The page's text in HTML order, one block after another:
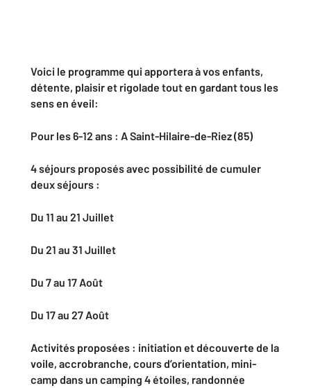
Voici le programme qui apportera à vos enfants,
détente, plaisir et rigolade tout en gardant tous les
sens en éveil:
Pour les 6-12 ans : A Saint-Hilaire-de-Riez (85)
4 séjours proposés avec possibilité de cumuler
deux séjours :
Du 11 au 21 Juillet
Du 21 au 31 Juillet
Du 7 au 17 Août
Du 17 au 27 Août
Activités proposées : initiation et découverte de la
voile, accrobranche, cours d’orientation, mini-
camp dans un camping 4 étoiles, randonnée